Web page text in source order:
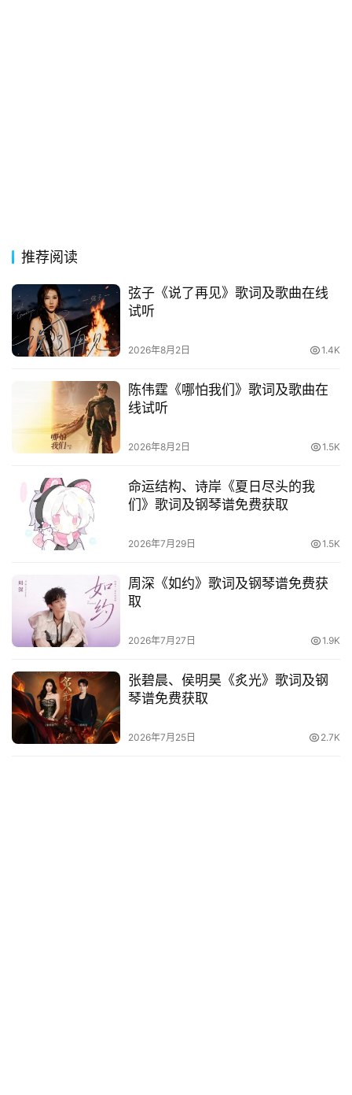
台
其
他
词
推荐阅读
弦子《说了再见》歌词及歌曲在线
试听
2026年8月2日 1.4K
陈伟霆《哪怕我们》歌词及歌曲在
线试听
2026年8月2日 1.5K
命运结构、诗岸《夏日尽头的我
们》歌词及钢琴谱免费获取
2026年7月29日 1.5K
周深《如约》歌词及钢琴谱免费获
取
2026年7月27日 1.9K
张碧晨、侯明昊《炙光》歌词及钢
琴谱免费获取
2026年7月25日 2.7K